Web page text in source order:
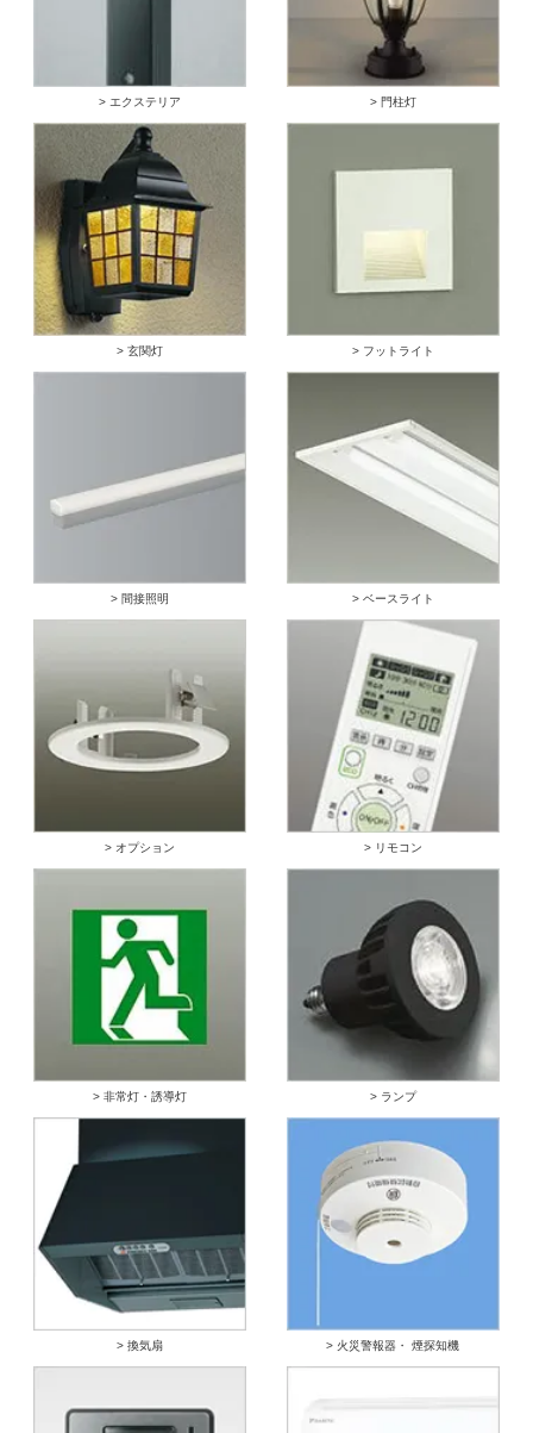
> エクステリア > 門柱灯
> 玄関灯 > フットライト
> 間接照明 > ベースライト
> オプション > リモコン
> 非常灯・誘導灯 > ランプ
> 換気扇 > 火災警報器・ 煙探知機